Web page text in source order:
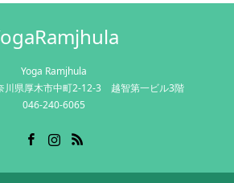
Yoga Ramjhula
県厚木市中町2-12-3 越智第一ビル3階
046-240-6065